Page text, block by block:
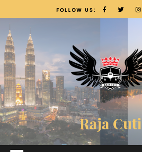
FOLLOW US:
Raja Cuti